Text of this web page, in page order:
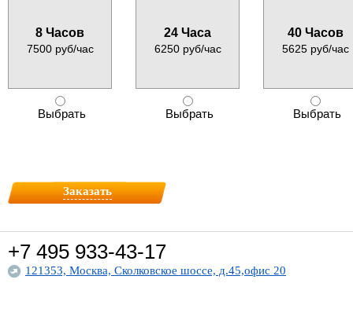
8 Часов
7500 руб/час
Выбрать
24 Часа
6250 руб/час
Выбрать
40 Часов
5625 руб/час
Выбрать
Заказать
+7 495 933-43-17
121353, Москва, Сколковское шоссе, д.45,офис 20